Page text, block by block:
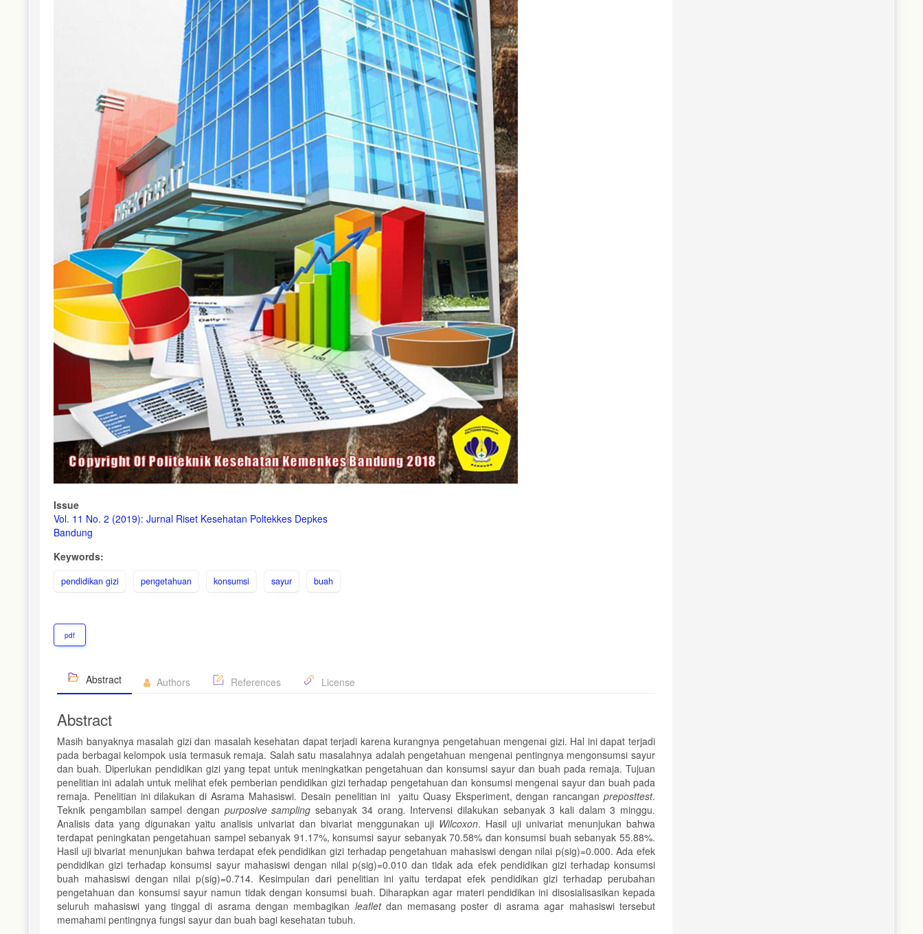
Issue
Vol. 11 No. 2 (2019): Jurnal Riset Kesehatan Poltekkes Depkes
Bandung
Keywords:
pendidikan gizi pengetahuan konsumsi sayur buah
pdf
Abstract Authors References License
Abstract
Masih banyaknya masalah gizi dan masalah kesehatan dapat terjadi karena kurangnya pengetahuan mengenai gizi. Hal ini dapat terjadi
pada berbagai kelompok usia termasuk remaja. Salah satu masalahnya adalah pengetahuan mengenai pentingnya mengonsumsi sayur
dan buah. Diperlukan pendidikan gizi yang tepat untuk meningkatkan pengetahuan dan konsumsi sayur dan buah pada remaja. Tujuan
penelitian ini adalah untuk melihat efek pemberian pendidikan gizi terhadap pengetahuan dan konsumsi mengenai sayur dan buah pada
remaja. Penelitian ini dilakukan di Asrama Mahasiswi. Desain penelitian ini yaitu Quasy Eksperiment, dengan rancangan preposttest.
Teknik pengambilan sampel dengan purposive samplingsebanyak 34 orang. Intervensi dilakukan sebanyak 3 kali dalam 3 minggu.
Analisis data yang digunakan yaitu analisis univariat dan bivariat menggunakan uji Wilcoxon. Hasil uji univariat menunjukan bahwa
terdapat peningkatan pengetahuan sampel sebanyak 91.17%, konsumsi sayur sebanyak 70.58% dan konsumsi buah sebanyak 55.88%.
Hasil uji bivariat menunjukan bahwa terdapat efek pendidikan gizi terhadap pengetahuan mahasiswi dengan nilai p(sig)=0.000. Ada efek
pendidikan gizi terhadap konsumsi sayur mahasiswi dengan nilai p(sig)=0.010 dan tidak ada efek pendidikan gizi terhadap konsumsi
buah mahasiswi dengan nilai p(sig)=0.714. Kesimpulan dari penelitian ini yaitu terdapat efek pendidikan gizi terhadap perubahan
pengetahuan dan konsumsi sayur namun tidak dengan konsumsi buah. Diharapkan agar materi pendidikan ini disosialisasikan kepada
seluruh mahasiswi yang tinggal di asrama dengan membagikan leaflet dan memasang poster di asrama agar mahasiswi tersebut
memahami pentingnya fungsi sayur dan buah bagi kesehatan tubuh.